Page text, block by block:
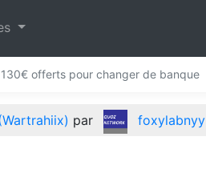
130€ offerts pour changer de banque
par foxylabnyy